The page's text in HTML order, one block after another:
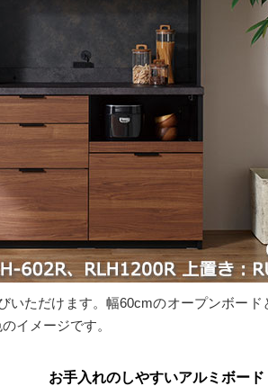
ただけます。幅60cmのオープンボー
イメージです。
お手入れのしやすいアルミボード